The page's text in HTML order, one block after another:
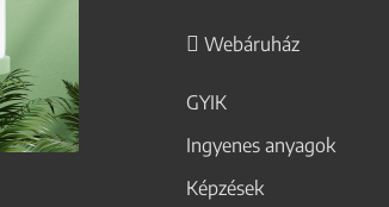
Webáruház
GYIK
Ingyenes anyagok
Képzések